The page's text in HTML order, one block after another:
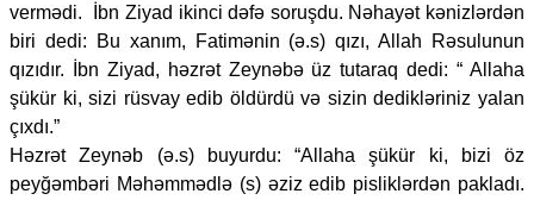
vermədi. İbn Ziyad ikinci dəfə soruşdu. Nəhayət kənizlərdən
biri dedi: Bu xanım, Fatimənin (ə.s) qızı, Allah Rəsulunun
qızıdır. İbn Ziyad, həzrət Zeynəbə üz tutaraq dedi: “ Allaha
şükür ki, sizi rüsvay edib öldürdü və sizin dedikləriniz yalan
çıxdı.”
Həzrət Zeynəb (ə.s) buyurdu: “Allaha şükür ki, bizi öz
peyğəmbəri Məhəmmədlə (s) əziz edib pisliklərdən pakladı.